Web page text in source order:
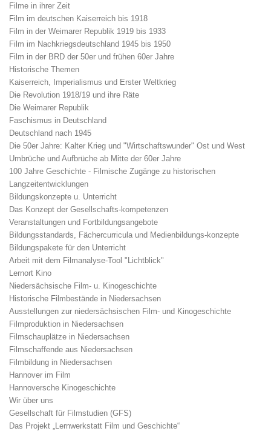
Filme in ihrer Zeit
Film im deutschen Kaiserreich bis 1918
Film in der Weimarer Republik 1919 bis 1933
Film im Nachkriegsdeutschland 1945 bis 1950
Film in der BRD der 50er und frühen 60er Jahre
Historische Themen
Kaiserreich, Imperialismus und Erster Weltkrieg
Die Revolution 1918/19 und ihre Räte
Die Weimarer Republik
Faschismus in Deutschland
Deutschland nach 1945
Die 50er Jahre: Kalter Krieg und "Wirtschaftswunder" Ost und West
Umbrüche und Aufbrüche ab Mitte der 60er Jahre
100 Jahre Geschichte - Filmische Zugänge zu historischen
Langzeitentwicklungen
Bildungskonzepte u. Unterricht
Das Konzept der Gesellschafts-kompetenzen
Veranstaltungen und Fortbildungsangebote
Bildungsstandards, Fächercurricula und Medienbildungs-konzepte
Bildungspakete für den Unterricht
Arbeit mit dem Filmanalyse-Tool "Lichtblick"
Lernort Kino
Niedersächsische Film- u. Kinogeschichte
Historische Filmbestände in Niedersachsen
Ausstellungen zur niedersächsischen Film- und Kinogeschichte
Filmproduktion in Niedersachsen
Filmschauplätze in Niedersachsen
Filmschaffende aus Niedersachsen
Filmbildung in Niedersachsen
Hannover im Film
Hannoversche Kinogeschichte
Wir über uns
Gesellschaft für Filmstudien (GFS)
Das Projekt „Lernwerkstatt Film und Geschichte“